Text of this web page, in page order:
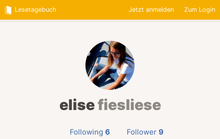
Lesetagebuch Jetzt anmelden Zum Login
elisefiesliese
Following 6 Follower 9